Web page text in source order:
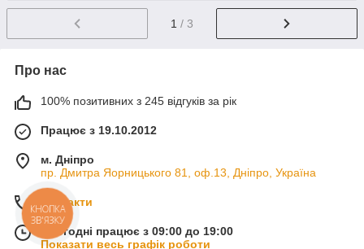
1 / 3
Про нас
100% позитивних з 245 відгуків за рік
Працює з 19.10.2012
м. Дніпро
пр. Дмитра Яорницького 81, оф.13, Дніпро, Україна
Контакти
Сьогодні працює з 09:00 до 19:00
Показати весь графік роботи
КНОПКА
ЗВ'ЯЗКУ